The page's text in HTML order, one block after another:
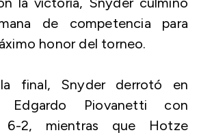
de competencia para
honor del torneo.
final, Snyder derrotó en
Edgardo Piovanetti con
6-2, mientras que Hotze